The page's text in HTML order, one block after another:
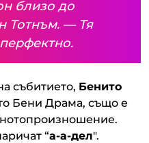
близо до
Тотнъм. — Тя
събитието, Бенито
Бени Драма, също е
​​“а-а-дел".